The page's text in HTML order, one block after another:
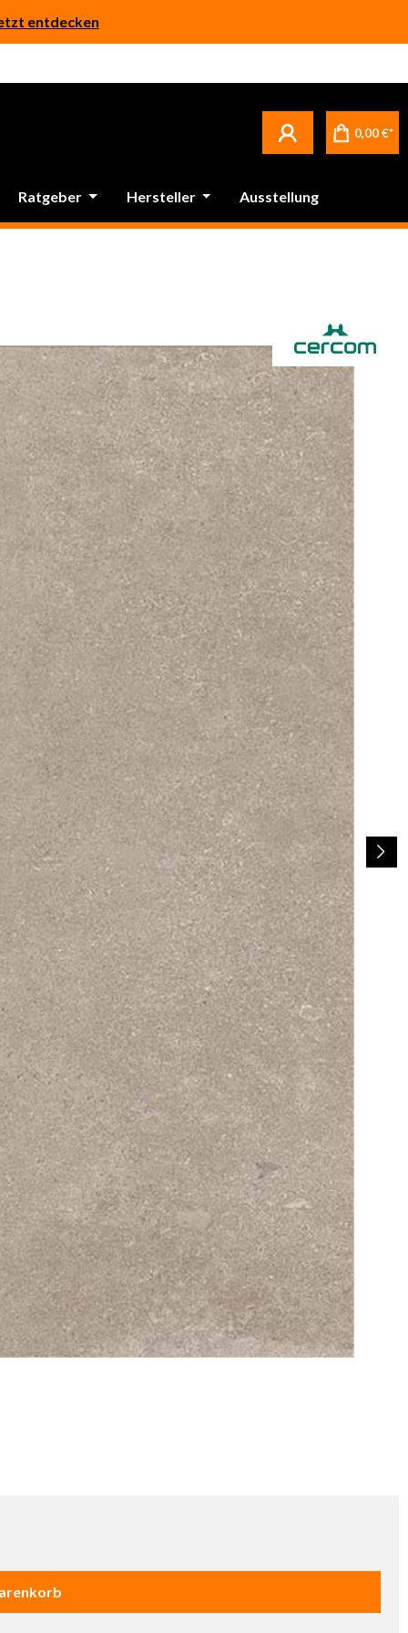
entdecken
0,00 €*
Ratgeber Hersteller Ausstellung